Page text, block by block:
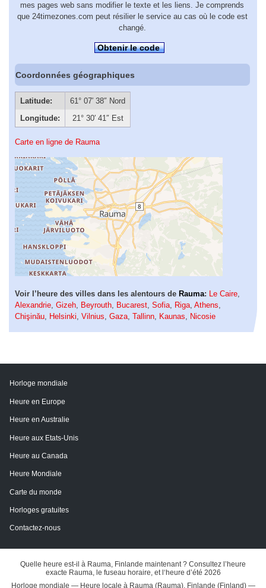
mes pages web sans modifier le texte et les liens. Je comprends
que 24timezones.com peut résilier le service au cas où le code est
changé.
Obtenir le code
Coordonnées géographiques
Latitude:
61° 07′ 38″ Nord
Longitude:
21° 30′ 41″ Est
Carte en ligne de Rauma
Voir l’heure des villes dans les alentours de Rauma: Le Caire
Alexandrie Gizeh Beyrouth Bucarest Sofia Riga Athens
Chişinău
Helsinki Vilnius Gaza Tallinn Kaunas Nicosie
Horloge mondiale
Heure en Europe
Heure en Australie
Heure aux Etats-Unis
Heure au Canada
Heure Mondiale
Carte du monde
Horloges gratuites
Contactez-nous
Quelle heure est-il à Rauma, Finlande maintenant ? Consultez l’heure
exacte Rauma, le fuseau horaire, et l‘heure d’été 2026
Horloge mondiale — Heure locale à Rauma (Rauma), Finlande (Finland) —